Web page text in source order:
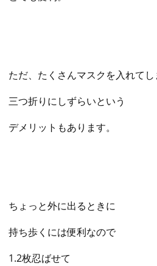
ただ、たくさんマスクを入れてし
三つ折りにしずらいという
デメリットもあります。
ちょっと外に出るときに
持ち歩くには便利なので
1.2枚忍ばせて